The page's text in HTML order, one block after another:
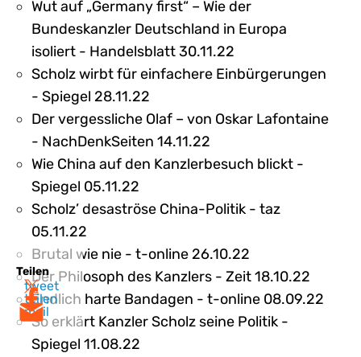
Teilen
tweet
teilen
mail
Wut auf „Germany first“ – Wie der
Bundeskanzler Deutschland in Europa
isoliert - Handelsblatt 30.11.22
Scholz wirbt für einfachere Einbürgerungen
- Spiegel 28.11.22
Der vergessliche Olaf – von Oskar Lafontaine
- NachDenkSeiten 14.11.22
Wie China auf den Kanzlerbesuch blickt -
Spiegel 05.11.22
Scholz’ desaströse China-Politik - taz
05.11.22
Brutal wie nie - t-online 26.10.22
Der Philosoph des Kanzlers - Zeit 18.10.22
Endlich harte Bandagen - t-online 08.09.22
So erklärt Kanzler Scholz seine Politik -
Spiegel 11.08.22